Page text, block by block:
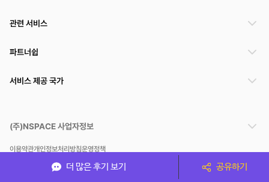
더 많은 후기 보기 공유하기
관련 서비스
파트너쉽
서비스 제공 국가
(주)NSPACE 사업자정보
이용약관개인정보처리방침운영정책
스페이스클라우드는 통신판매중개자이며 통신판매의 당사자가 아닙니다. 따라서 스페이스클
라우드는 공간 거래정보 및 거래에 대해 책임지지 않습니다.